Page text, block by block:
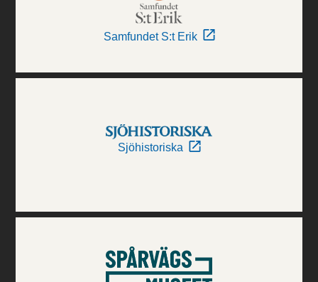
Samfundet S:t Erik
Sjöhistoriska